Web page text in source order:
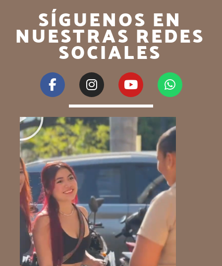
SÍGUENOS EN
NUESTRAS REDES
SOCIALES